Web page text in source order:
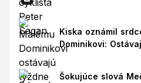
Kiska oznámil
Dominikovi:
Šokujúce slová